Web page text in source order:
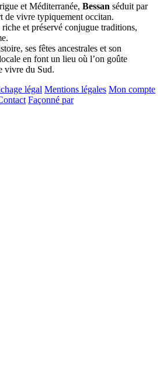
et Méditerranée, Bessan séduit par
de vivre typiquement occitan.
et préservé conjugue traditions,
ses fêtes ancestrales et son
en font un lieu où l’on goûte
vivre du Sud.
légal Mentions légales Mon compte
Façonné par